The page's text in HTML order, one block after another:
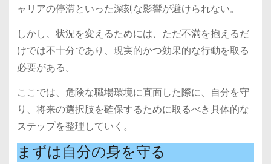
ャリアの停滞といった深刻な影響が避けられない。
しかし、状況を変えるためには、ただ不満を抱えるだ
けでは不十分であり、現実的かつ効果的な行動を取る
必要がある。
ここでは、危険な職場環境に直面した際に、自分を守
り、将来の選択肢を確保するために取るべき具体的な
ステップを整理していく。
まずは自分の身を守る